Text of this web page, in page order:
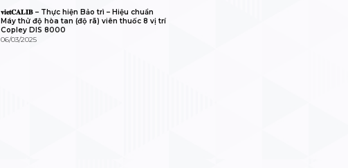
𝐯𝐢𝐞𝐭𝐂𝐀𝐋𝐈𝐁 – Thực hiện Bảo trì – Hiệu chuẩn
Máy thử độ hòa tan (độ rã) viên thuốc 8 vị trí
Copley DIS 8000
06/03/2025